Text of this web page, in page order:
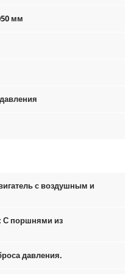
мм
с воздушным и
С поршнями из
давления.